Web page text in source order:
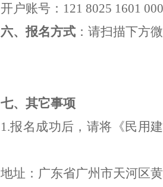
开户账号 ： 121 8025 1601
六、 报名方式： 请扫描下方
七、其它事项
1 .报名成功后， 请将《民用
地址：广东省广州市天河区